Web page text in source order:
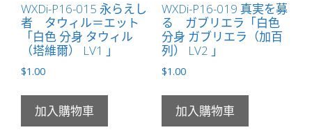
WXDi-P16-015 永らえし
者 タウィル＝エット
「白色 分身 タウィル
（塔維爾） LV1 」
$1.00
加入購物車
WXDi-P16-019 真実を募
る ガブリエラ「白色
分身 ガブリエラ（加百
列） LV2 」
$1.00
加入購物車